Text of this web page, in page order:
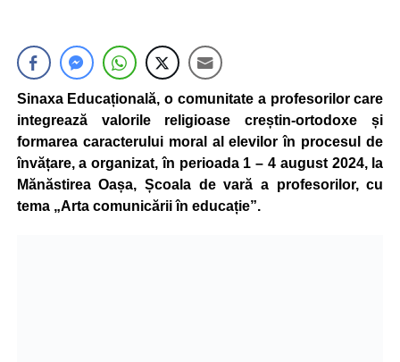
Sinaxa Educațională, o comunitate a profesorilor care
integrează valorile religioase creștin-ortodoxe și
formarea caracterului moral al elevilor în procesul de
învățare, a organizat, în perioada 1 – 4 august 2024, la
Mănăstirea Oașa, Școala de vară a profesorilor, cu
tema „Arta comunicării în educație”.